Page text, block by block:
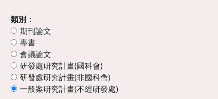
類別：
期刊論文
專書
會議論文
研發處研究計畫(國科會)
研發處研究計畫(非國科會)
一般案研究計畫(不經研發處)